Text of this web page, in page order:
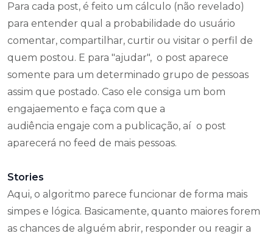
Para cada post, é feito um cálculo (não revelado)
para entender qual a probabilidade do usuário
comentar, compartilhar, curtir ou visitar o perfil de
quem postou. E para "ajudar", o post aparece
somente para um determinado grupo de pessoas
assim que postado. Caso ele consiga um bom
engajaemento e faça com que a
audiência engaje com a publicação, aí o post
aparecerá no feed de mais pessoas.
Stories
Aqui, o algoritmo parece funcionar de forma mais
simpes e lógica. Basicamente, quanto maiores forem
as chances de alguém abrir, responder ou reagir a